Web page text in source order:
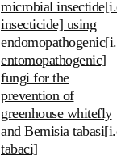
microbial
insecticide] using
entomopathogenic]
fungi for the
prevention of
greenhouse whitefly
and Bemisia
tabaci]